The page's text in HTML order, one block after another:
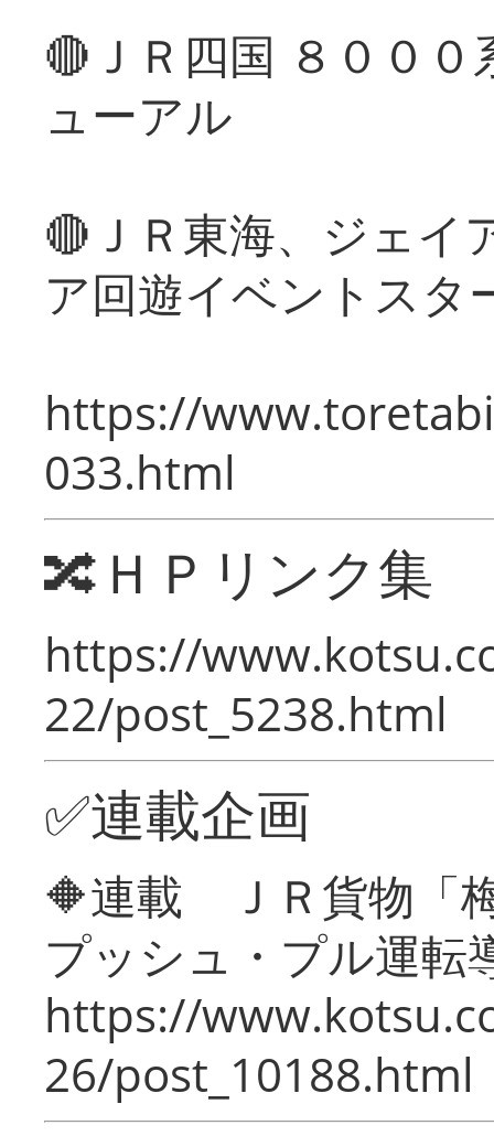
🔴ＪＲ四国 ８００
ューアル
🔴ＪＲ東海、ジェイ
ア回遊イベントスタ
https://
033.html
🔀ＨＰリンク集
https://
22/post_5238.html
✅連載企画
🔶連載 ＪＲ貨物「
プッシュ・プル運転
https://
26/post_10188.html